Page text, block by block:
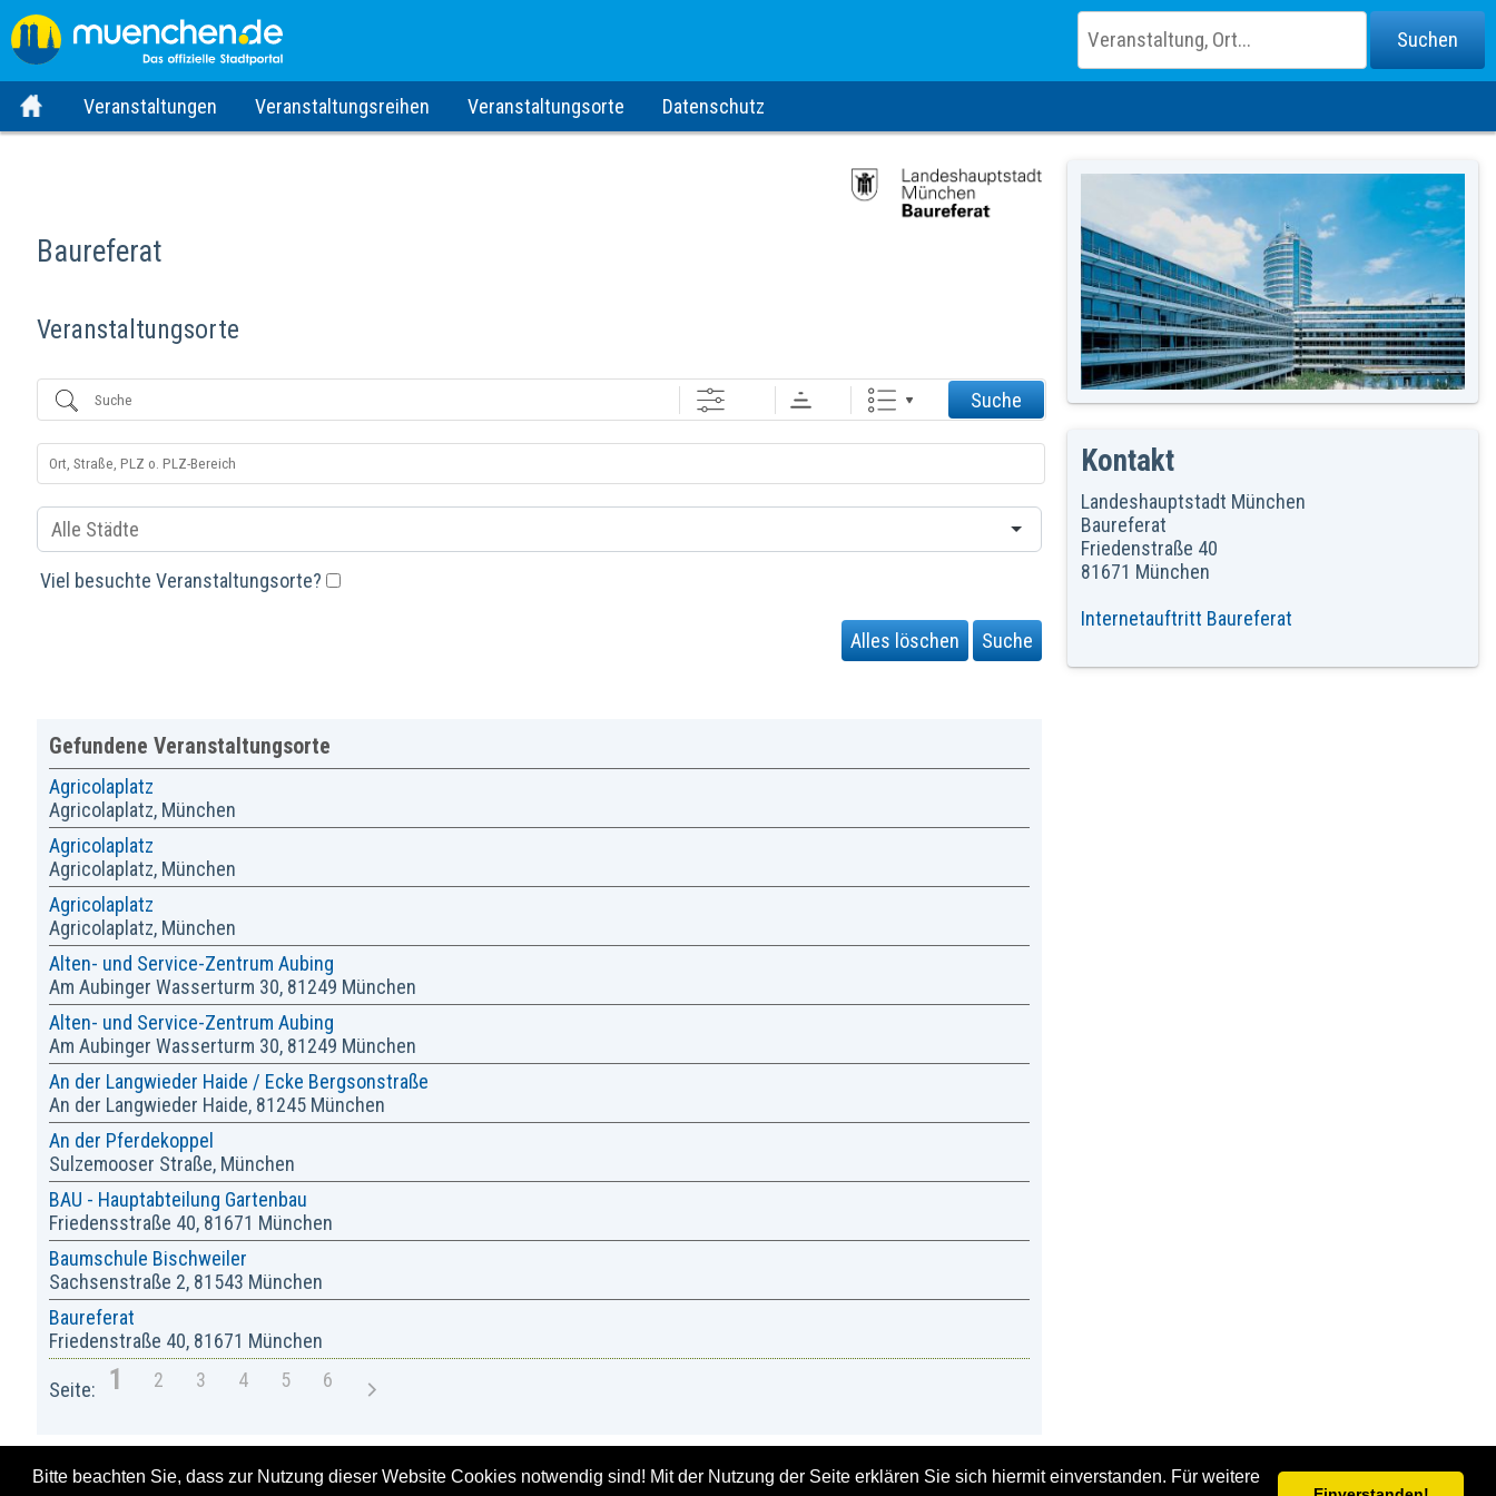
Bitte beachten Sie, dass zur Nutzung dieser Website Cookies notwendig sind! Mit der Nutzung der Seite erklären Sie sich hiermit einverstanden. Für weitere
Veranstaltungen Veranstaltungsreihen Veranstaltungsorte Datenschutz
Baureferat
Veranstaltungsorte
Suche Suche
Nahe
...
Ort
Viel besuchte Veranstaltungsorte?
Alles löschen Suche
Gefundene Veranstaltungsorte
Agricolaplatz
Agricolaplatz, München
Agricolaplatz
Agricolaplatz, München
Agricolaplatz
Agricolaplatz, München
Alten- und Service-Zentrum Aubing
Am Aubinger Wasserturm 30, 81249 München
Alten- und Service-Zentrum Aubing
Am Aubinger Wasserturm 30, 81249 München
An der Langwieder Haide / Ecke Bergsonstraße
An der Langwieder Haide, 81245 München
An der Pferdekoppel
Sulzemooser Straße, München
BAU - Hauptabteilung Gartenbau
Friedensstraße 40, 81671 München
Baumschule Bischweiler
Sachsenstraße 2, 81543 München
Baureferat
Friedenstraße 40, 81671 München
1 2 3 4 5 6
Kontakt
Landeshauptstadt München
Baureferat
Friedenstraße 40
81671 München
Internetauftritt Baureferat
Herausgeber: Landeshauptstadt München, BAU - Baureferat,Impressum und Rechtshinweise
Alle Städte